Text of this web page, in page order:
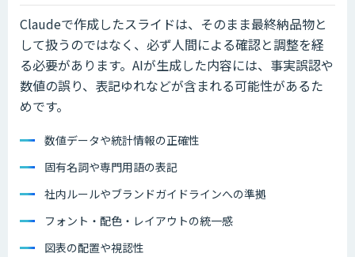
Claudeで作成したスライドは、そのまま最終納品物と
して扱うのではなく、必ず人間による確認と調整を経
る必要があります。AIが生成した内容には、事実誤認や
数値の誤り、表記ゆれなどが含まれる可能性があるた
めです。
数値データや統計情報の正確性
固有名詞や専門用語の表記
社内ルールやブランドガイドラインへの準拠
フォント・配色・レイアウトの統一感
図表の配置や視認性